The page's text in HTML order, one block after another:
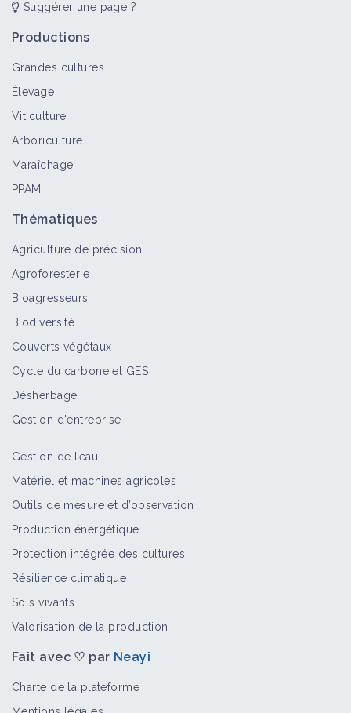
Suggérer une page ?
Productions
Grandes cultures
Élevage
Viticulture
Arboriculture
Maraîchage
PPAM
Thématiques
Agriculture de précision
Agroforesterie
Bioagresseurs
Biodiversité
Couverts végétaux
Cycle du carbone et GES
Désherbage
Gestion d'entreprise
Gestion de l’eau
Matériel et machines agricoles
Outils de mesure et d’observation
Production énergétique
Protection intégrée des cultures
Résilience climatique
Sols vivants
Valorisation de la production
Fait avec ♡ par Neayi
Charte de la plateforme